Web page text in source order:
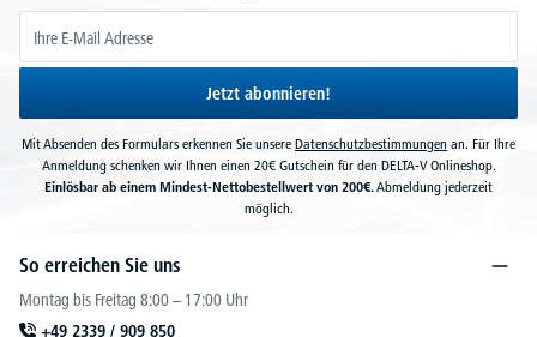
Jetzt abonnieren!
Mit Absenden des Formulars erkennen Sie unsere Datenschutzbestimmungen an. Für Ihre
Anmeldung schenken wir Ihnen einen 20€ Gutschein für den DELTA-V Onlineshop.
Einlösbar ab einem Mindest-Nettobestellwert von 200€.Abmeldung jederzeit
möglich.
So erreichen Sie uns
Montag bis Freitag 8:00 – 17:00 Uhr
+49 2339 / 909 850